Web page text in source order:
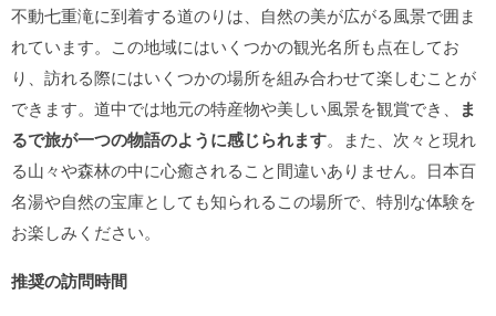
不動七重滝に到着する道のりは、自然の美が広がる風景で囲ま
れています。この地域にはいくつかの観光名所も点在してお
り、訪れる際にはいくつかの場所を組み合わせて楽しむことが
できます。道中では地元の特産物や美しい風景を観賞でき、
ま
るで旅が一つの物語のように感じられます。また、次々と現れ
る山々や森林の中に心癒されること間違いありません。日本百
名湯や自然の宝庫としても知られるこの場所で、特別な体験を
お楽しみください。
推奨の訪問時間